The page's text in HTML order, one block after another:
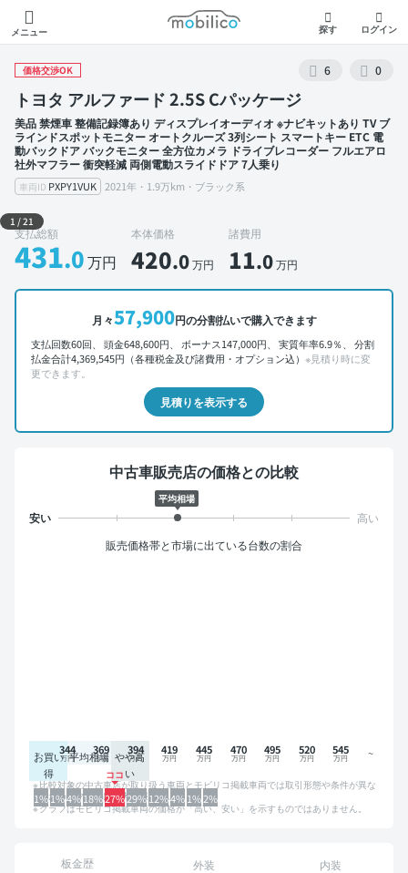
メニュー
モビリコ
探す ログイン
価格交渉OK 6 0
トヨタ アルファード 2.5S Cパッケージ
美品 禁煙車 整備記録簿あり ディスプレイオーディオ ※ナビキットあり TV ブ
ラインドスポットモニター オートクルーズ 3列シート スマートキー ETC 電
動バックドア バックモニター 全方位カメラ ドライブレコーダー フルエアロ
社外マフラー 衝突軽減 両側電動スライドドア 7人乗り
車両ID PXPY1VUK 2021年・1.9万km・ブラック系
外装 左前
1 /21
支払総額
431.0万円
本体価格
420.0万円
諸費用
11.0万円
月々57,900円の分割払いで購入できます
支払回数60回、 頭金648,600円、 ボーナス147,000円、 実質年率6.9％、 分割
払金合計4,369,545円（各種税金及び諸費用・オプション込） ※見積り時に変
更できます。
見積りを表示する
中古車販売店の価格との比較
平均相場
販売価格帯と市場に出ている台数の割合
お買い
得
平均相場 やや高
い
1%1%4%18%27%29%12%4%1%2%
344 369 394 419 445 470 495 520 545
比較対象の中古車店が取り扱う車両とモビリコ掲載車両では取引形態や条件が異な
るため、グラフは参考情報です。
グラフはモビリコ掲載車両の価格が「高い、安い」を示すものではありません。
板金歴 外装 内装